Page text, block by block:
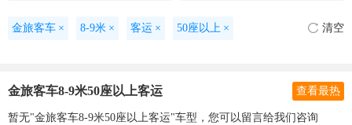
金旅客车 × 8-9米 × 客运 × 50座以上 × 清空
金旅客车8-9米50座以上客运 查看最热
暂无"金旅客车8-9米50座以上客运"车型，您可以留言给我们咨询